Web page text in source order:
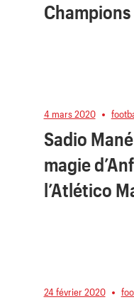
Champions
4 mars 2020
Sadio
magie
l’Atlético
24 février 2020